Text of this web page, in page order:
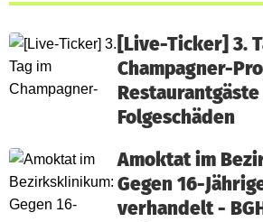
[Live-Ticker] 3.
Champagner-
Folgeschäden
Amoktat im
Gegen 16-
verhandelt -